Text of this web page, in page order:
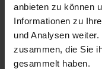
anbieten zu können
Informationen zu
und Analysen
zusammen, die Sie
gesammelt haben.
Au sein de l'AgroFarm ,
formation continue. La
formation moderne et la
machines.